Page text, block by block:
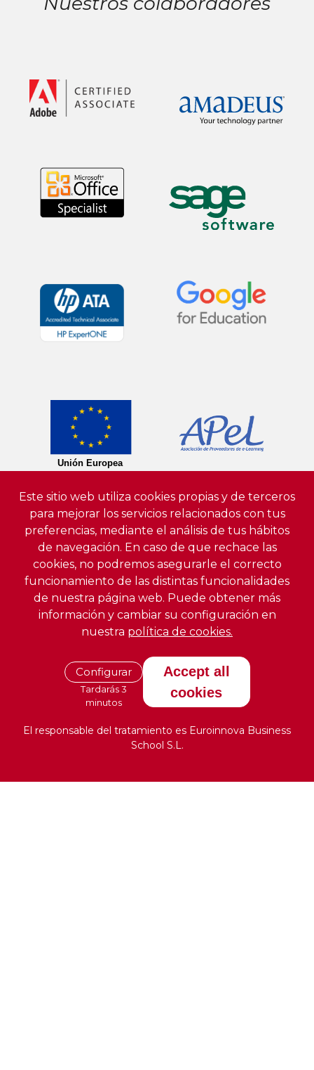
Este sitio web utiliza cookies propias y de terceros
para mejorar los servicios relacionados con tus
preferencias, mediante el análisis de tus hábitos
de navegación. En caso de que rechace las
cookies, no podremos asegurarle el correcto
funcionamiento de las distintas funcionalidades
de nuestra página web. Puede obtener más
información y cambiar su configuración en
nuestra política de cookies.
Configurar
Tardarás 3
minutos
Accept all
cookies
El responsable del tratamiento es Euroinnova Business
School S.L.